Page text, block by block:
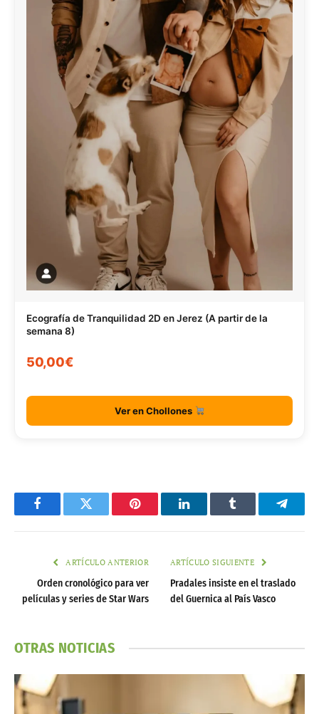
Ecografía de Tranquilidad 2D en Jerez (A partir de la
semana 8)
50,00€
Ver en Chollones
FacebookTwitter Pinterest LinkedInTumblr
ARTÍCULO ANTERIOR
Orden cronológico para ver
películas y series de Star Wars
ARTÍCULO SIGUIENTE
Pradales insiste en el traslado
del Guernica al País Vasco
OTRAS NOTICIAS